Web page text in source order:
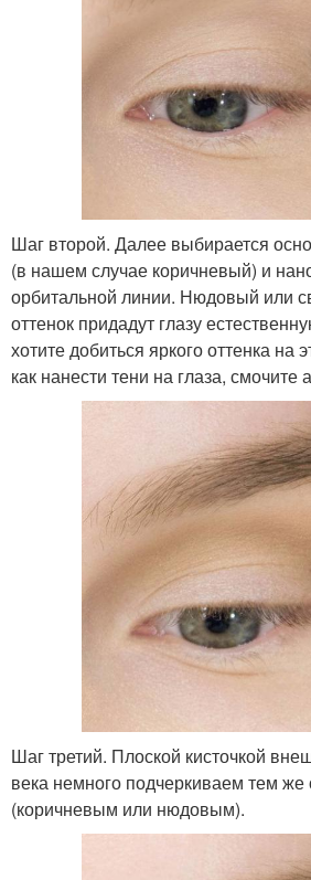
Шаг второй. Далее выбирается
(в нашем случае коричневый) и
орбитальной линии. Нюдовый или
оттенок придадут глазу
хотите добиться яркого оттенка на
как нанести тени на глаза, смочите
Шаг третий. Плоской кисточкой
века немного подчеркиваем тем же
(коричневым или нюдовым).